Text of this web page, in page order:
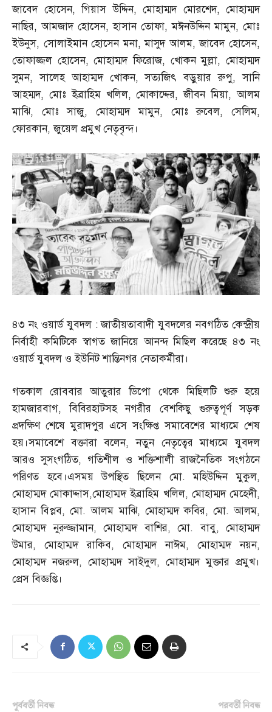
জাবেদ হোসেন,গিয়াস উদ্দিন, মোহাম্মদ মোরশেদ, মোহাম্মদ
নাছির,আমজাদ হোসেন,হাসান তোফা,মঈনউদ্দিন মামুন, মোঃ
ইউনুস, সোলাইমান হোসেন মনা,মাসুদ আলম,জাবেদ হোসেন,
তোফাজ্জল হোসেন,মোহাম্মদ ফিরোজ, খোকন মুল্লা,মোহাম্মদ
সুমন,সালেহ আহাম্মদ খোকন,সত্যজিৎ বড়ুয়ার রুপু,সানি
আহম্মদ, মোঃ ইব্রাহিম খলিল,মোকাদ্দের,জীবন মিয়া,আলম
মাঝি, মোঃ সাজু,মোহাম্মদ মামুন, মোঃ রুবেল,সেলিম,
ফোরকান,জুয়েল প্রমুখ নেতৃবৃন্দ।
৪৩ নং ওয়ার্ড যুবদল :জাতীয়তাবাদী যুবদলের নবগঠিত কেন্দ্রীয়
নির্বাহী কমিটিকে স্বাগত জানিয়ে আনন্দ মিছিল করেছে ৪৩ নং
ওয়ার্ড যুবদল ও ইউনিট শান্তিনগর নেতাকর্মীরা।
গতকাল রোববার আতুরার ডিপো থেকে মিছিলটি শুরু হয়ে
হামজারবাগ,বিবিরহাটসহ নগরীর বেশকিছু গুরুত্বপূর্ণ সড়ক
প্রদক্ষিণ শেষে মুরাদপুর এসে সংক্ষিপ্ত সমাবেশের মাধ্যমে শেষ
হয়।সমাবেশে বক্তারা বলেন,নতুন নেতৃত্বের মাধ্যমে যুবদল
আরও সুসংগঠিত,গতিশীল ও শক্তিশালী রাজনৈতিক সংগঠনে
পরিণত হবে।এসময় উপস্থিত ছিলেন মো.মহিউদ্দিন মুকুল,
মোহাম্মদ মোকাদ্দাস,মোহাম্মদ ইব্রাহিম খলিল, মোহাম্মদ মেহেদী,
হাসান বিপ্লব,মো.আলম মাঝি, মোহাম্মদ কবির, মো.আলম,
মোহাম্মদ নুরুজ্জামান, মোহাম্মদ বাশির, মো.বাবু, মোহাম্মদ
উমার, মোহাম্মদ রাকিব, মোহাম্মদ নাঈম, মোহাম্মদ নয়ন,
মোহাম্মদ নজরুল, মোহাম্মদ সাইদুল, মোহাম্মদ মুক্তার প্রমুখ।
প্রেস বিজ্ঞপ্তি।
পূর্ববর্তী নিবন্ধ পরবর্তী নিবন্ধ